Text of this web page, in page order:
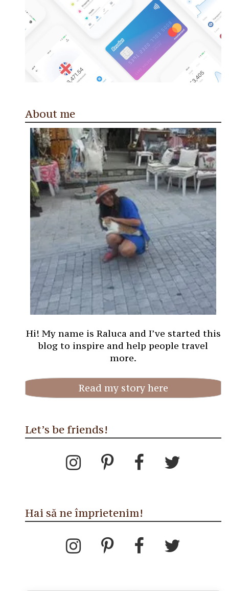
About me
Hi! My name is Raluca and I’ve started this
blog to inspire and help people travel
more.
Read my story here
Let’s be friends!
Hai să ne împrietenim!